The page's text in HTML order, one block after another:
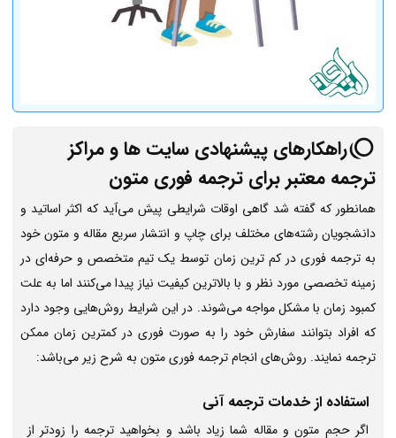
راهکارهای پیشنهادی سایت ها و مراکز
ترجمه معتبر برای ترجمه فوری متون
همانطور که گفته شد گاهی اوقات شرایطی پیش می‌آید که اکثر اساتید و
دانشجویان رشته‌های مختلف برای چاپ و انتشار سریع مقاله و متون خود
به ترجمه فوری در کم ترین زمان توسط یک تیم متخصص و حرفه‌ای در
زمینه تخصصی مورد نظر و با بالاترین کیفیت نیاز پیدا می‌کنند اما به علت
کمبود زمان با مشکل مواجه می‌شوند. در این شرایط روش‌هایی وجود دارد
که افراد بتوانند سفارش خود را به‌ صورت فوری در کمترین زمان ممکن
ترجمه نمایند. روش‌های انجام ترجمه فوری متون به شرح زیر می‌باشد:
استفاده از خدمات ترجمه آنی
اگر حجم متون و مقاله شما زیاد باشد و بخواهید ترجمه را زودتر از